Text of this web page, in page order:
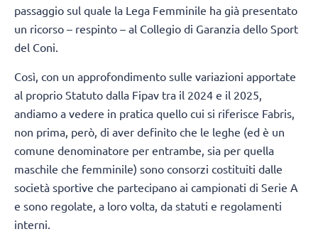
passaggio sul quale la Lega Femminile ha già presentato
un ricorso – respinto – al Collegio di Garanzia dello Sport
del Coni.
Così, con un approfondimento sulle variazioni apportate
al proprio Statuto dalla Fipav tra il 2024 e il 2025,
andiamo a vedere in pratica quello cui si riferisce Fabris,
non prima, però, di aver definito che le leghe (ed è un
comune denominatore per entrambe, sia per quella
maschile che femminile) sono consorzi costituiti dalle
società sportive che partecipano ai campionati di Serie A
e sono regolate, a loro volta, da statuti e regolamenti
interni.